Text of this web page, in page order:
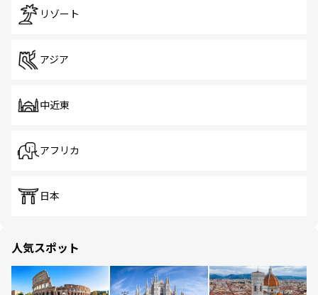
リゾート
アジア
中近東
アフリカ
日本
人気スポット